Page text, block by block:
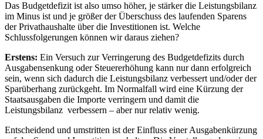
Das Budgetdefizit ist also umso höher, je stärker die Leistungsbilanz
im Minus ist und je größer der Überschuss des laufenden Sparens
der Privathaushalte über die Investitionen ist. Welche
Schlussfolgerungen können wir daraus ziehen?
Erstens: Ein Versuch zur Verringerung des Budgetdefizits durch
Ausgabensenkung oder Steuererhöhung kann nur dann erfolgreich
sein, wenn sich dadurch die Leistungsbilanz verbessert und/oder der
Sparüberhang zurückgeht. Im Normalfall wird eine Kürzung der
Staatsausgaben die Importe verringern und damit die
Leistungsbilanz verbessern – aber nur relativ wenig.
Entscheidend und umstritten ist der Einfluss einer Ausgabenkürzung